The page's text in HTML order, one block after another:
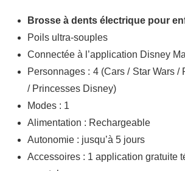
Brosse à dents électrique pour
Poils ultra-souples
Connectée à l’application Disney
Personnages : 4 (Cars / Star Wars /
/ Princesses Disney)
Modes : 1
Alimentation : Rechargeable
Autonomie : jusqu’à 5 jours
Accessoires : 1 application gratuite